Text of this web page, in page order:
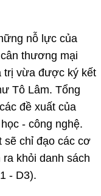
nỗ lực của
thương mại
trị vừa được ký kết
Tô Lâm. Tổng
đề xuất của
- công nghệ.
sẽ chỉ đạo các cơ
khỏi danh sách
- D3).